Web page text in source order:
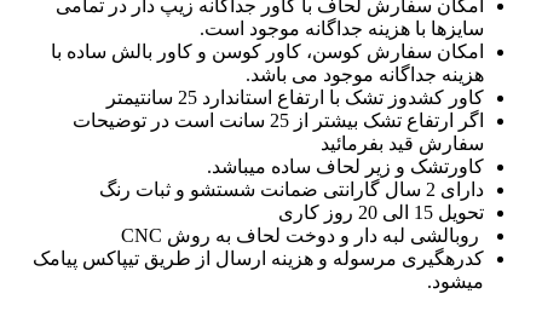
امکان سفارش لحاف با کاور جداگانه زیپ دار در تمامی
سایزها با هزینه جداگانه موجود است.
امکان سفارش کوسن، کاور کوسن و کاور بالش ساده با
هزینه جداگانه موجود می باشد.
کاور کشدوز تشک با ارتفاع استاندارد 25 سانتیمتر
اگر ارتفاع تشک بیشتر از 25 سانت است در توضیحات
سفارش قید بفرمائید
کاورتشک و زیر لحاف ساده میباشد.
دارای 2 سال گارانتی ضمانت شستشو و ثبات رنگ
تحویل 15 الی 20 روز کاری
روبالشی لبه دار و دوخت لحاف به روش CNC
کدرهگیری مرسوله و هزینه ارسال از طریق تیپاکس پیامک
میشود.